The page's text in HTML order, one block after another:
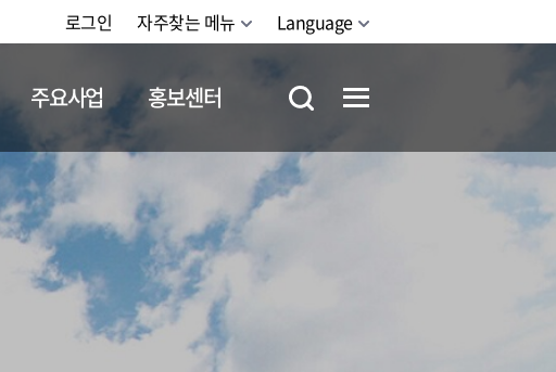
로그인 자주찾는 메뉴 Language
보
주요사업 홍보센터